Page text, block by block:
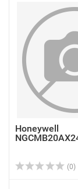
Honeywell
(0)